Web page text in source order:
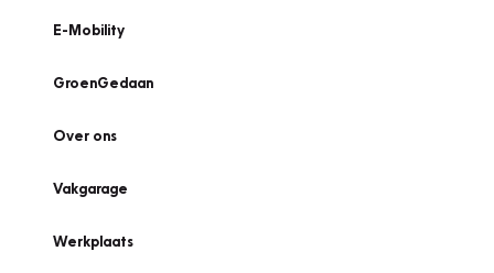
E-Mobility
GroenGedaan
Over ons
Vakgarage
Werkplaats